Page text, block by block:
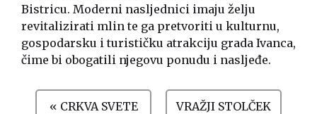
Bistricu. Moderni nasljednici imaju želju
revitalizirati mlin te ga pretvoriti u kulturnu,
gospodarsku i turističku atrakciju grada Ivanca,
čime bi obogatili njegovu ponudu i nasljeđe.
« CRKVA SVETE
VRAŽJI STOLČEK